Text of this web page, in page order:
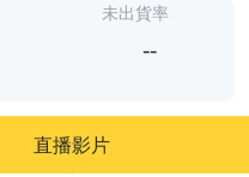
未出貨率
--
直播影片